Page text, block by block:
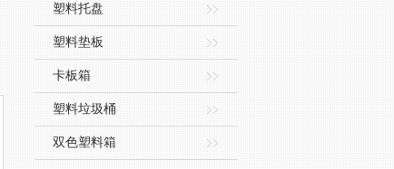
塑料托盘
塑料垫板
卡板箱
塑料垃圾桶
双色塑料箱